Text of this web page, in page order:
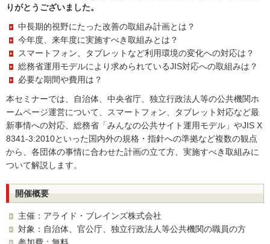
りがとうございました。
中長期的視野にたった改善の取組み計画とは？
今年度、来年度に実施すべき取組みとは？
スマートフォン、タブレットなど利用環境の変化への対応は？
総務省運用モデルにより求められているJIS対応への取組みは？
必要な期間や費用は？
本セミナーでは、自治体、中央省庁、独立行政法人等の公共機関ホ
ームページ運営について、スマートフォン、タブレット対応など最
新事情への対応、総務省「みんなの公共サイト運用モデル」やJIS X
8341-3:2010といった国内外の規格・指針への準拠など複数の観点
から、各団体の事情に合わせた計画の立て方、実施すべき取組みに
ついて解説します。
開催概要
主催：アライド・ブレインズ株式会社
対象：自治体、官公庁、独立行政法人等公共機関の職員の方